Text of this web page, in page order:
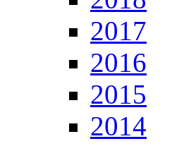
2017
2016
2015
2014